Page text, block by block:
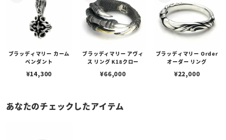
ブラッディマリー カーム
ペンダント
¥14,300
ブラッディマリー アヴィ
ス リング K18クロー
¥66,000
ブラッディマリー Order
オーダー リング
¥22,000
あなたのチェックしたアイテム